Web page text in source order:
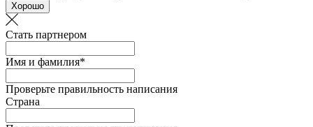
Хорошо
Стать партнером
Имя и фамилия*
Проверьте правильность написания
Страна